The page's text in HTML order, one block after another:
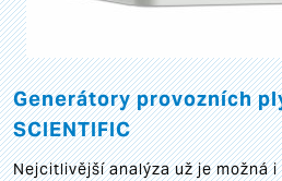
Generátory provozních
SCIENTIFIC
Nejcitlivější analýza už je možná